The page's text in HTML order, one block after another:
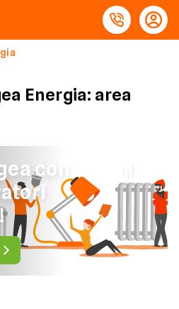
Energia: area
con